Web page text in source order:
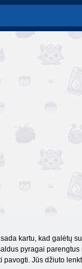
kartu, kad galėtų
pyragai
Jūs džiuto